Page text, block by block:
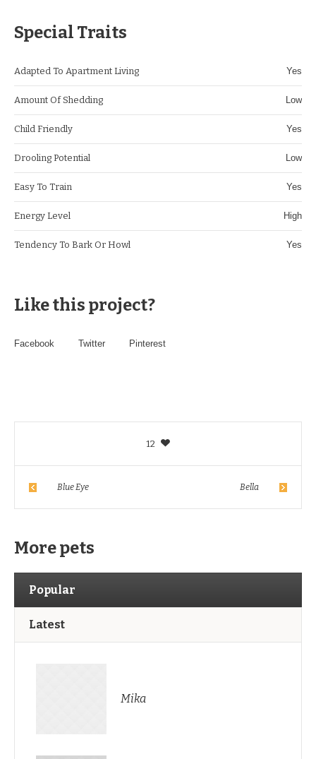
Special Traits
Adapted To Apartment Living Yes
Amount Of Shedding Low
Child Friendly Yes
Drooling Potential Low
Easy To Train Yes
Energy Level High
Tendency To Bark Or Howl Yes
Like this project?
Facebook Twitter Pinterest
12
Blue Eye Bella
More pets
Popular
Latest
Mika